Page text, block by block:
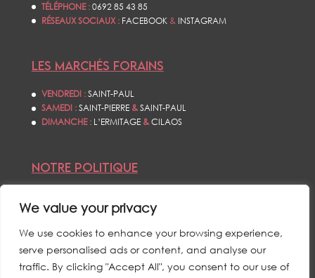
We value your privacy
We use cookies to enhance your browsing experience,
serve personalised ads or content, and analyse our
traffic. By clicking "Accept All", you consent to our use of
TÉLÉPHONE :0692 85 43 85
RÉSEAUX SOCIAUX : FACEBOOK& INSTAGRAM
LES MARCHÉS FORAINS
VENDREDI :SAINT-PAUL
SAMEDI :SAINT-PIERRE&SAINT-PAUL
DIMANCHE : L’ERMITAGE &CILAOS
NOTRE POLITIQUE
POLITIQUE DE CONFIDENTIALITÉS